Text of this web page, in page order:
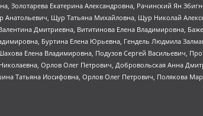
Золотарева Екатерина Александровна, Рачинский Ян
Щур Татьяна Михайловна, Щур Николай
Дмитриевна, Вититинова Елена Владимировна,
Буртина Елена Юрьевна, Гендель Людмила
Елена Владимировна, Подузов Сергей Васильевич,
Орлов Олег Петрович, Добровольская Анна
Татьяна Иосифовна, Орлов Олег Петрович, Полякова